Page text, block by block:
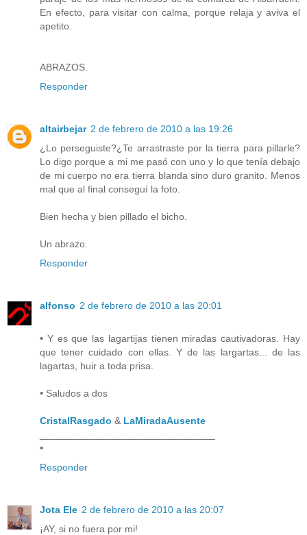
En efecto, para visitar con calma, porque relaja y aviva el
apetito.
ABRAZOS.
Responder
altairbejar 2 de febrero de 2010 a las 19:26
¿Lo perseguiste?¿Te arrastraste por la tierra para pillarle?
Lo digo porque a mi me pasó con uno y lo que tenía debajo
de mi cuerpo no era tierra blanda sino duro granito. Menos
mal que al final conseguí la foto.
Bien hecha y bien pillado el bicho.
Un abrazo.
Responder
alfonso 2 de febrero de 2010 a las 20:01
• Y es que las lagartijas tienen miradas cautivadoras. Hay
que tener cuidado con ellas. Y de las largartas... de las
lagartas, huir a toda prisa.
• Saludos a dos
CristalRasgado & LaMiradaAusente
•
Responder
Jota Ele 2 de febrero de 2010 a las 20:07
¡AY, si no fuera por mi!